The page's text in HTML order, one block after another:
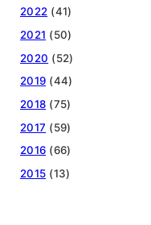
2022 (41)
2021 (50)
2020 (52)
2019 (44)
2018 (75)
2017 (59)
2016 (66)
2015 (13)